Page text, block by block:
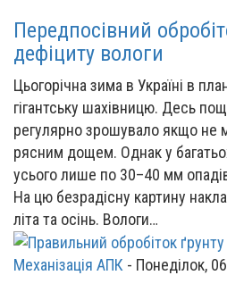
Передпосівний
дефіциту вологи
Цьогорічна зима в Україні в
гігантську шахівницю. Десь
регулярно зрошувало якщо не
рясним дощем. Однак у
усього лише по 30–40 мм
На цю безрадісну картину
літа та осінь. Вологи…
Механізація АПК - Понеділок,